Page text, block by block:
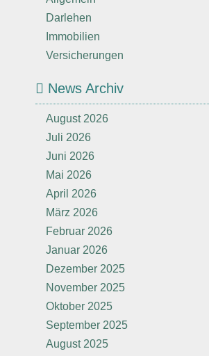
Darlehen
Immobilien
Versicherungen
News Archiv
August 2026
Juli 2026
Juni 2026
Mai 2026
April 2026
März 2026
Februar 2026
Januar 2026
Dezember 2025
November 2025
Oktober 2025
September 2025
August 2025